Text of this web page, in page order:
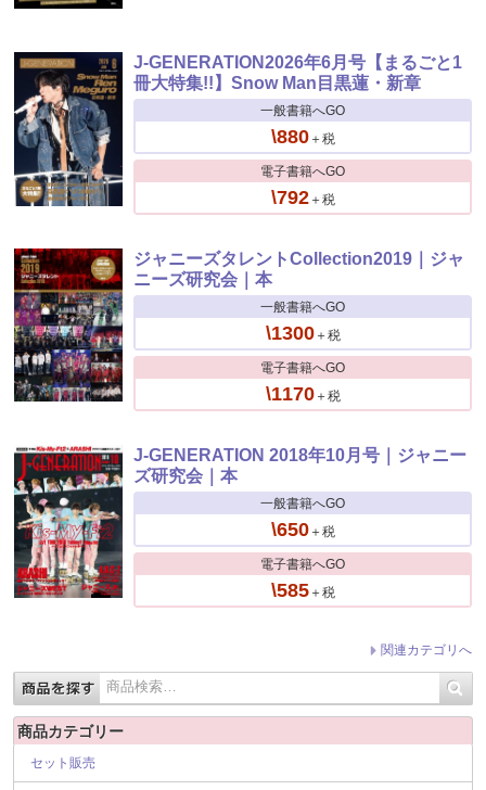
J-GENERATION2026年6月号【まるごと1
冊大特集!!】Snow Man目黒蓮・新章
一般書籍へGO
\880＋税
電子書籍へGO
\792＋税
ジャニーズタレントCollection2019｜ジャ
ニーズ研究会｜本
一般書籍へGO
\1300＋税
電子書籍へGO
\1170＋税
J-GENERATION 2018年10月号｜ジャニー
ズ研究会｜本
一般書籍へGO
\650＋税
電子書籍へGO
\585＋税
関連カテゴリへ
商品カテゴリー
セット販売